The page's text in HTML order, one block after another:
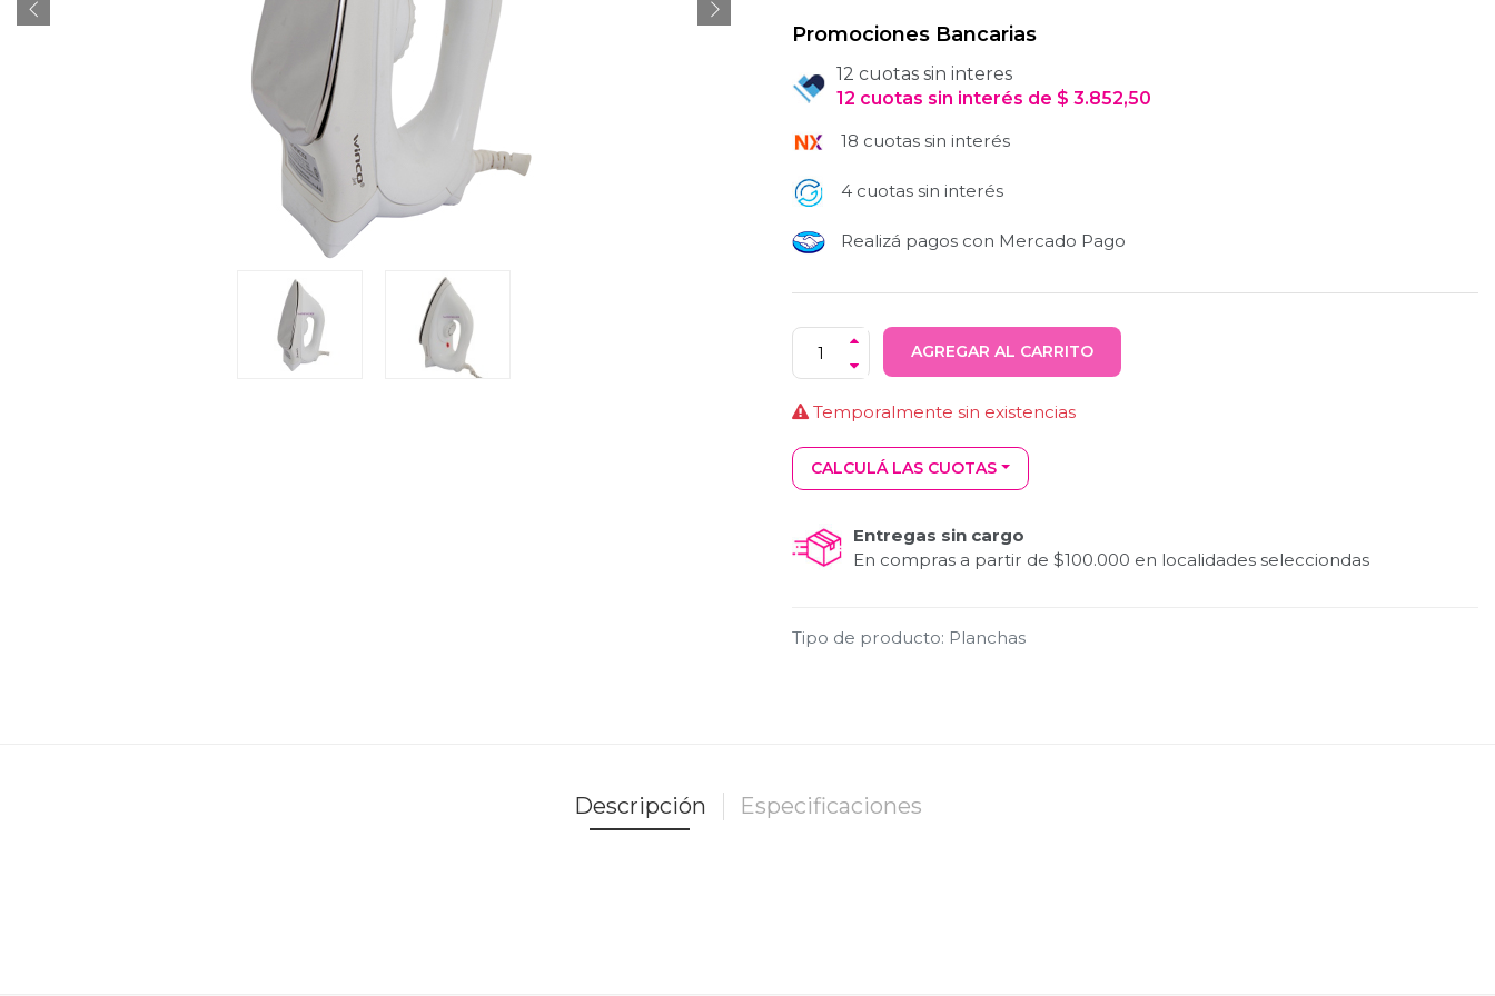
Promociones Bancarias
12 cuotas sin interes
12 cuotas sin interés de $ 3.852,50
18 cuotas sin interés
4 cuotas sin interés
Realizá pagos con Mercado Pago
AGREGAR AL CARRITO
Temporalmente sin existencias
CALCULÁ LAS CUOTAS
Entregas sin cargo
En compras a partir de $100.000 en localidades selecciondas
Tipo de producto: Planchas
Descripción Especificaciones